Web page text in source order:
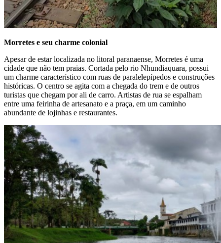
Morretes e seu charme colonial
Apesar de estar localizada no litoral paranaense, Morretes é uma
cidade que não tem praias. Cortada pelo rio Nhundiaquara, possui
um charme característico com ruas de paralelepípedos e construções
históricas. O centro se agita com a chegada do trem e de outros
turistas que chegam por ali de carro. Artistas de rua se espalham
entre uma feirinha de artesanato e a praça, em um caminho
abundante de lojinhas e restaurantes.